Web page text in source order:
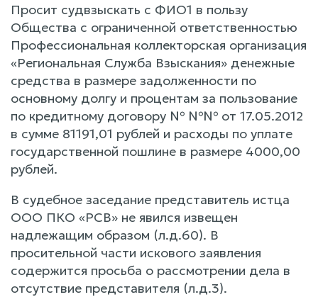
Просит судвзыскать с ФИО1 в пользу
Общества с ограниченной ответственностью
Профессиональная коллекторская организация
«Региональная Служба Взыскания» денежные
средства в размере задолженности по
основному долгу и процентам за пользование
по кредитному договору № №№ от 17.05.2012
в сумме 81191,01 рублей и расходы по уплате
государственной пошлине в размере 4000,00
рублей.
В судебное заседание представитель истца
ООО ПКО «РСВ» не явился извещен
надлежащим образом (л.д.60). В
просительной части искового заявления
содержится просьба о рассмотрении дела в
отсутствие представителя (л.д.3).